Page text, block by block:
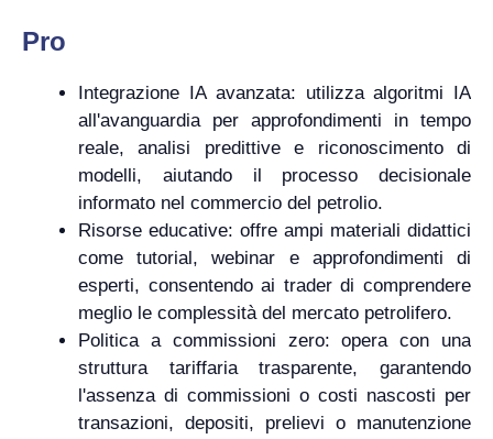
Pro
Integrazione IA avanzata: utilizza algoritmi IA
all'avanguardia per approfondimenti in tempo
reale, analisi predittive e riconoscimento di
modelli, aiutando il processo decisionale
informato nel commercio del petrolio.
Risorse educative: offre ampi materiali didattici
come tutorial, webinar e approfondimenti di
esperti, consentendo ai trader di comprendere
meglio le complessità del mercato petrolifero.
Politica a commissioni zero: opera con una
struttura tariffaria trasparente, garantendo
l'assenza di commissioni o costi nascosti per
transazioni, depositi, prelievi o manutenzione